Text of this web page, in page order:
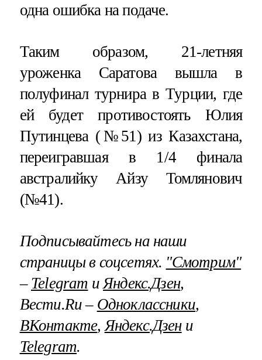
одна ошибка на подаче.
Таким образом, 21-летняя
уроженка Саратова вышла в
полуфинал турнира в Турции, где
ей будет противостоять Юлия
Путинцева (№51) из Казахстана,
переигравшая в 1/4 финала
австралийку Айзу Томлянович
(№41).
Подписывайтесь на наши
страницы в соцсетях. "Смотрим"
– Telegram иЯндекс.Дзен,
Вести.Ru – Одноклассники,
ВКонтакте,Яндекс.Дзени
Telegram.